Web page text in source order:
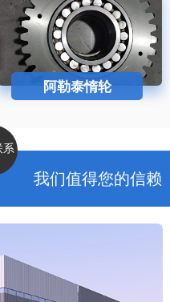
阿勒泰惰轮
系
我们值得您的信赖